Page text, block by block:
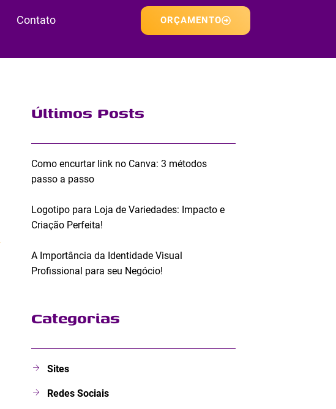
Contato ORÇAMENTO
Últimos Posts
Como encurtar link no Canva: 3 métodos
passo a passo
Logotipo para Loja de Variedades: Impacto e
Criação Perfeita!
A Importância da Identidade Visual
Profissional para seu Negócio!
Categorias
Sites
Redes Sociais